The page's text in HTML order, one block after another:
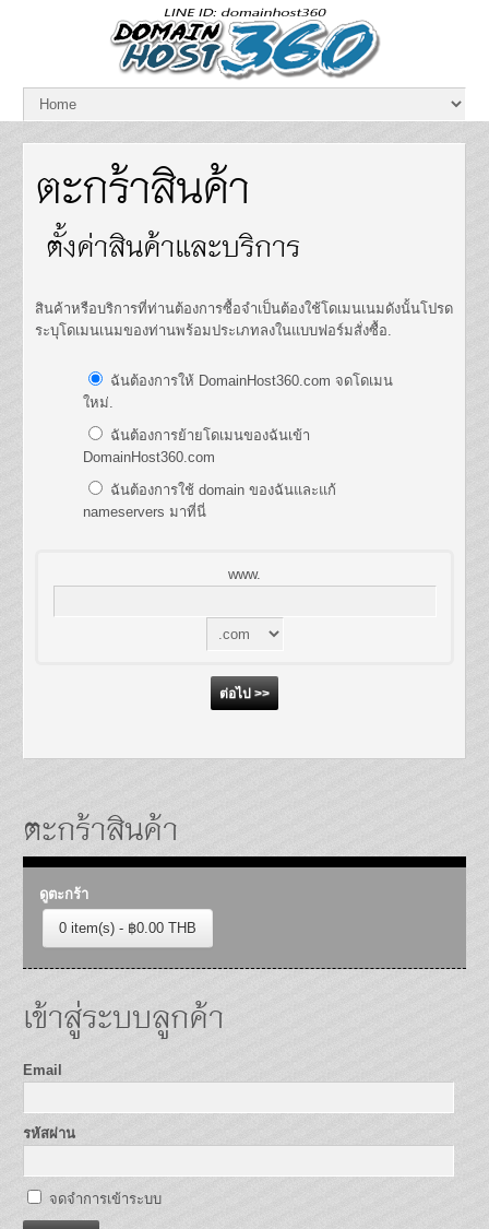
ตะกร้าสินค้า
ตั้งค่าสินค้าและบริการ
สินค้าหรือบริการที่ท่านต้องการซื้อจำเป็นต้องใช้โดเมนเนมดังนั้นโปรด
ระบุโดเมนเนมของท่านพร้อมประเภทลงในแบบฟอร์มสั่งซื้อ.
ฉันต้องการให้ DomainHost360.com จดโดเมน
ใหม่.
ฉันต้องการย้ายโดเมนของฉันเข้า
DomainHost360.com
ฉันต้องการใช้ domain ของฉันและแก้
nameservers มาที่นี่
www.
ตะกร้าสินค้า
ดูตะกร้า
0 item(s) - ฿0.00 THB
เข้าสู่ระบบลูกค้า
Email
รหัสผ่าน
จดจำการเข้าระบบ